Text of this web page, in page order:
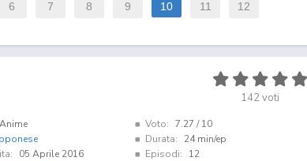
6 7 8 9 10 11 12
142voti
Anime
05 Aprile 2016
Voto: 7.27 / 10
Durata:
24 min/ep
Episodi:
12